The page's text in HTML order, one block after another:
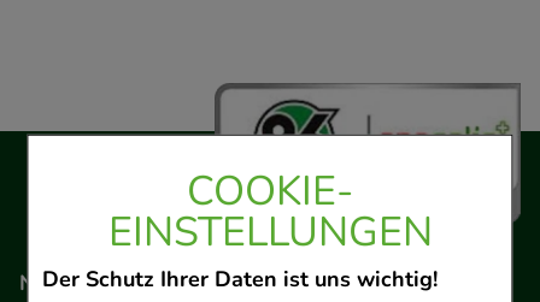
COOKIE-
EINSTELLUNGEN
Der Schutz Ihrer Daten ist uns wichtig!
Navigation